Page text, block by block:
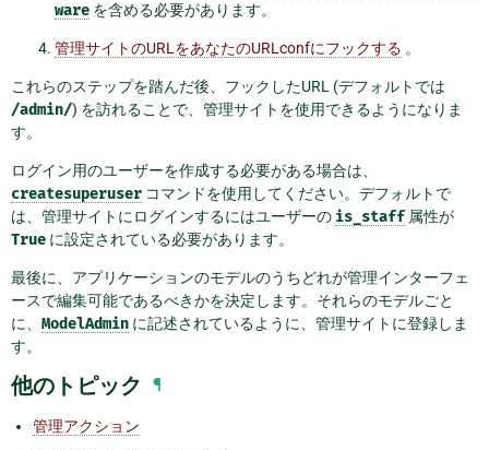
ware を含める必要があります。
管理サイトのURLをあなたのURLconfにフックする 。
これらのステップを踏んだ後、フックしたURL (デフォルトでは
/admin/) を訪れることで、管理サイトを使用できるようになりま
す。
ログイン用のユーザーを作成する必要がある場合は、
createsuperuser コマンドを使用してください。デフォルトで
は、管理サイトにログインするにはユーザーの is_staff 属性が
True に設定されている必要があります。
最後に、アプリケーションのモデルのうちどれが管理インターフェ
ースで編集可能であるべきかを決定します。それらのモデルごと
に、 ModelAdmin に記述されているように、管理サイトに登録しま
す。
他のトピック ¶
管理アクション